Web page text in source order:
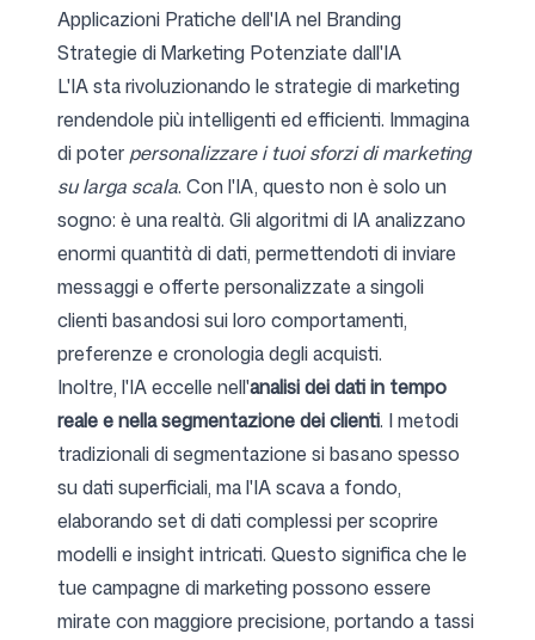
Applicazioni Pratiche dell'IA nel Branding
Strategie di Marketing Potenziate dall'IA
L'IA sta rivoluzionando le strategie di marketing
rendendole più intelligenti ed efficienti. Immagina
di poter personalizzare i tuoi sforzi di marketing
su larga scala. Con l'IA, questo non è solo un
sogno: è una realtà. Gli algoritmi di IA analizzano
enormi quantità di dati, permettendoti di inviare
messaggi e offerte personalizzate a singoli
clienti basandosi sui loro comportamenti,
preferenze e cronologia degli acquisti.
Inoltre, l'IA eccelle nell'analisi dei dati in tempo
reale e nella segmentazione dei clienti. I metodi
tradizionali di segmentazione si basano spesso
su dati superficiali, ma l'IA scava a fondo,
elaborando set di dati complessi per scoprire
modelli e insight intricati. Questo significa che le
tue campagne di marketing possono essere
mirate con maggiore precisione, portando a tassi